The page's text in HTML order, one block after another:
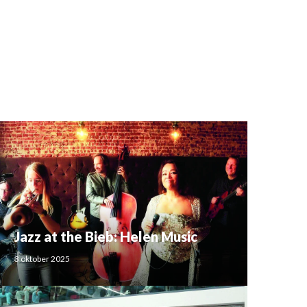
Jazz at the Bieb: Helen Music
3 oktober 2025